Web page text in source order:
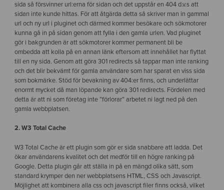
sida så försvinner url:erna för sidan och det uppstår en 404 d.v.s att
sidan inte kunde hittas. För att åtgärda detta så skriver man in gammal
url och ny url i pluginet och därmed kommer besökare och sökmotorer
kunna gå in på sidan genom att fylla i den gamla urlen. Vad pluginet
gör i bakgrunden är att sökmotorer kommer permanent bli be
ombedda att kolla på en annan länk eftersom att innehållet har flyttat
till en ny sida. Genom att göra 301 redirects så tappar man inte ranking
och det blir bekvämt för gamla användare som har sparat en viss sida
som bokmärke. Stöd för bevakning av 404:er finns, och underlättar
enormt mycket då man löpande kan göra 301 redirects. Fördelen med
detta är att ni som företag inte ”förlorar” arbetet ni lagt ned på den
gamla webbplatsen.
2. W3 Total Cache
W3 Total Cache är ett plugin som gör er sida snabbare att ladda. Det
ökar användarens kvalitet och det medför till en högre ranking på
Google. Detta plugin går att ställa in på en mängd olika sätt, som
standard krymper den ner webbplatsens HTML, CSS och Javascript.
Möjlighet att kombinera alla css och javascript filer finns också, vilket